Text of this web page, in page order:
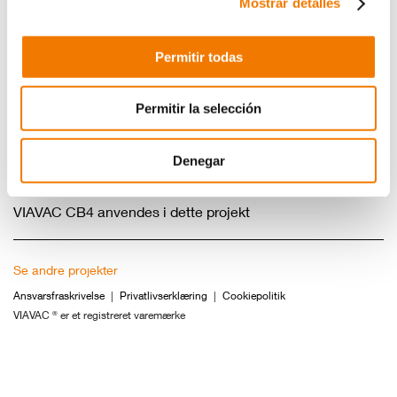
Permitir todas
Permitir la selección
Denegar
VIAVAC CB4 anvendes i dette projekt
Se andre projekter
Ansvarsfraskrivelse Privatlivserklæring
Cookiepolitik
VIAVAC ® er et registreret varemærke